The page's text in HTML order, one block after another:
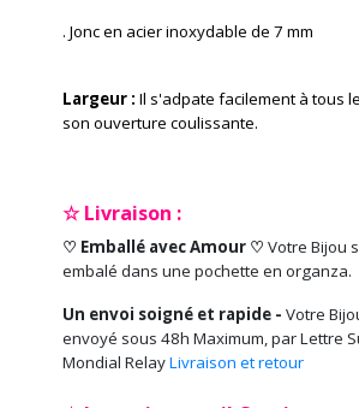
. Jonc en acier inoxydable de 7 mm
Largeur : Il s'adpate facilement à tous
son ouverture coulissante.
☆ Livraison :
♡ Emballé avec Amour ♡ Votre Bijou
embalé dans une pochette en organza.
Un envoi soigné et rapide - Votre
envoyé sous 48h Maximum, par Lettre
Mondial RelayLivraison et retour